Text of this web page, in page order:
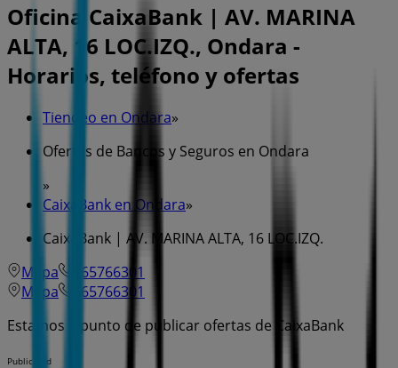
Oficina CaixaBank | AV. MARINA
ALTA, 16 LOC.IZQ., Ondara -
Horarios, teléfono y ofertas
Tiendeo en Ondara»
Ofertas de Bancos y Seguros en Ondara
»
CaixaBank en Ondara»
CaixaBank | AV. MARINA ALTA, 16 LOC.IZQ.
Mapa
965766301
Mapa
965766301
Estamos a punto de publicar ofertas de CaixaBank
Publicidad